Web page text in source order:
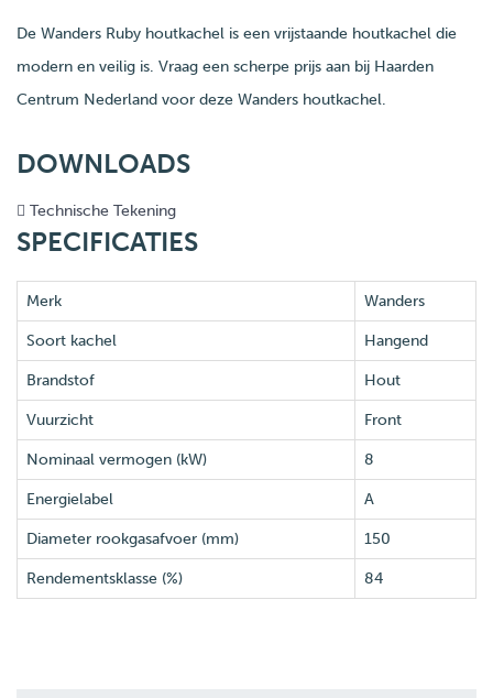
De Wanders Ruby houtkachel is een vrijstaande houtkachel die
modern en veilig is. Vraag een scherpe prijs aan bij Haarden
Centrum Nederland voor deze Wanders houtkachel.
DOWNLOADS
Technische Tekening
SPECIFICATIES
Merk Wanders
Soort kachel Hangend
Brandstof Hout
Vuurzicht Front
Nominaal vermogen (kW) 8
Energielabel A
Diameter rookgasafvoer (mm) 150
Rendementsklasse (%) 84